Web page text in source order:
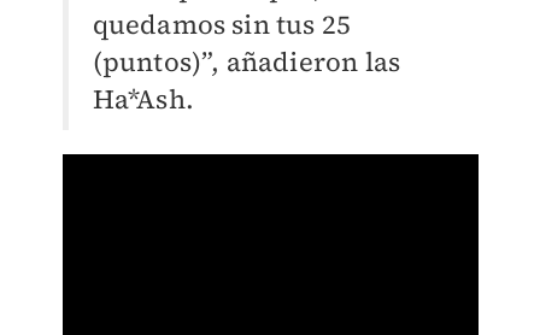
quedamos sin tus 25
(puntos)”, añadieron las
Ha*Ash.